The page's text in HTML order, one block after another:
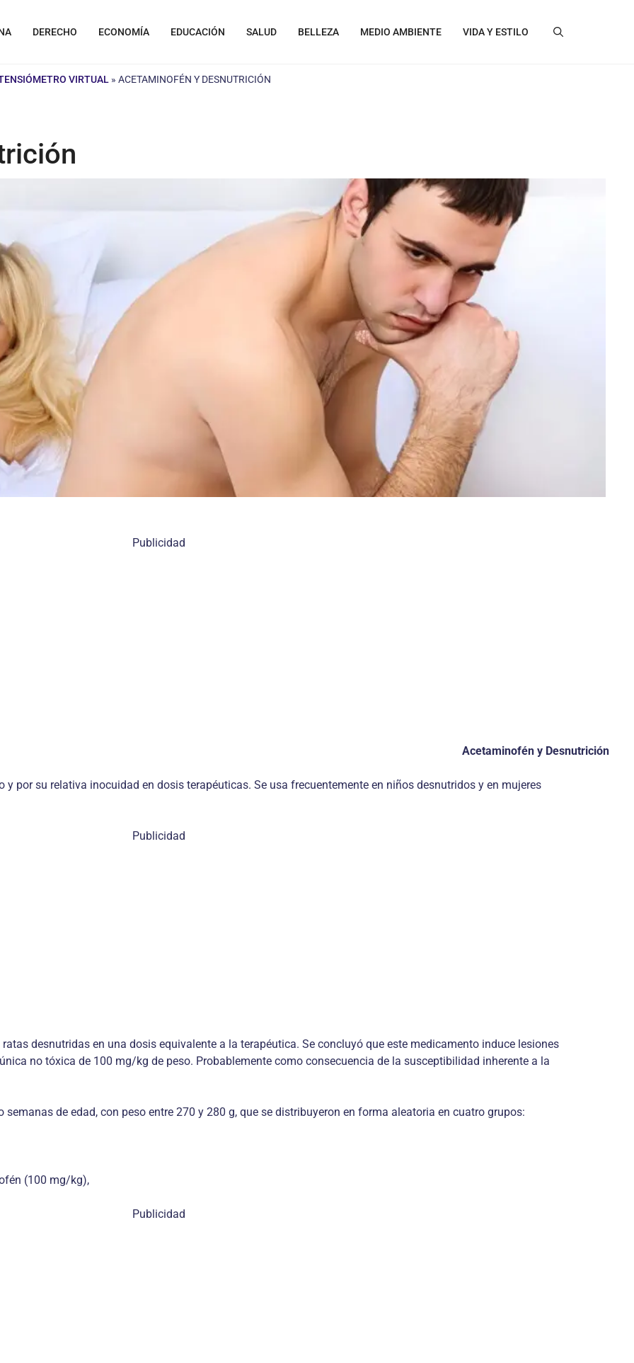
DERECHO ECONOMÍA EDUCACIÓN SALUD BELLEZA MEDIO AMBIENTE VIDA Y ESTILO
VIRTUAL » ACETAMINOFÉN Y DESNUTRICIÓN
Publicidad
Acetaminofén y Desnutrición
por su relativa inocuidad en dosis terapéuticas. Se usa frecuentemente en niños desnutridos y en mujeres
Publicidad
desnutridas en una dosis equivalente a la terapéutica. Se concluyó que este medicamento induce lesiones
no tóxica de 100 mg/kg de peso. Probablemente como consecuencia de la susceptibilidad inherente a la
de edad, con peso entre 270 y 280 g, que se distribuyeron en forma aleatoria en cuatro grupos:
(100 mg/kg),
Publicidad